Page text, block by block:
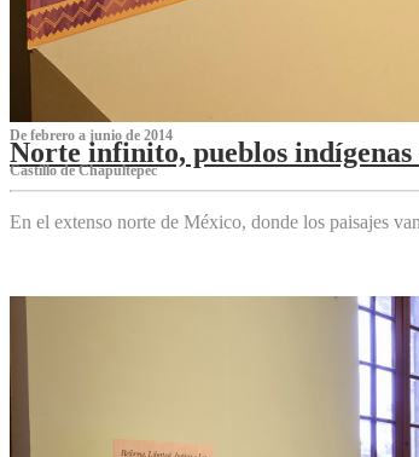
De febrero a junio de 2014
Norte infinito, pueblos
Castillo de Chapultepec
En el extenso norte de México, donde los paisajes